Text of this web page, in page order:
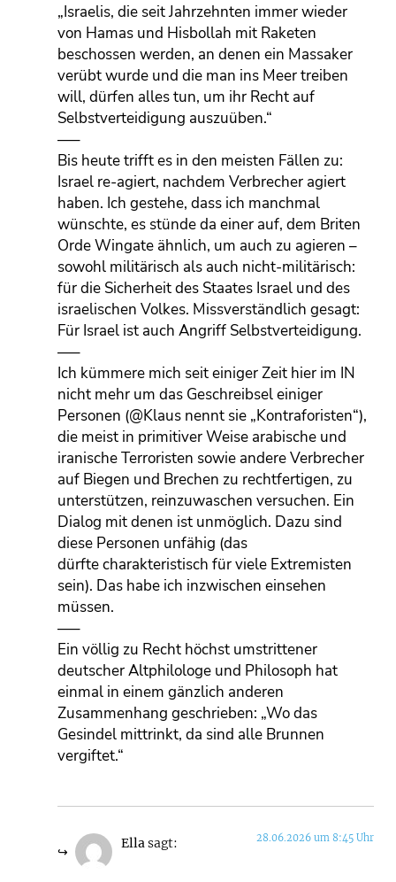
„Israelis, die seit Jahrzehnten immer wieder
von Hamas und Hisbollah mit Raketen
beschossen werden, an denen ein Massaker
verübt wurde und die man ins Meer treiben
will, dürfen alles tun, um ihr Recht auf
Selbstverteidigung auszuüben.“
—–
Bis heute trifft es in den meisten Fällen zu:
Israel re-agiert, nachdem Verbrecher agiert
haben. Ich gestehe, dass ich manchmal
wünschte, es stünde da einer auf, dem Briten
Orde Wingate ähnlich, um auch zu agieren –
sowohl militärisch als auch nicht-militärisch:
für die Sicherheit des Staates Israel und des
israelischen Volkes. Missverständlich gesagt:
Für Israel ist auch Angriff Selbstverteidigung.
—–
Ich kümmere mich seit einiger Zeit hier im IN
nicht mehr um das Geschreibsel einiger
Personen (@Klaus nennt sie „Kontraforisten“),
die meist in primitiver Weise arabische und
iranische Terroristen sowie andere Verbrecher
auf Biegen und Brechen zu rechtfertigen, zu
unterstützen, reinzuwaschen versuchen. Ein
Dialog mit denen ist unmöglich. Dazu sind
diese Personen unfähig (das
dürfte charakteristisch für viele Extremisten
sein). Das habe ich inzwischen einsehen
müssen.
—–
Ein völlig zu Recht höchst umstrittener
deutscher Altphilologe und Philosoph hat
einmal in einem gänzlich anderen
Zusammenhang geschrieben: „Wo das
Gesindel mittrinkt, da sind alle Brunnen
vergiftet.“
Ellasagt: 28.06.2026 um 8:45 Uhr